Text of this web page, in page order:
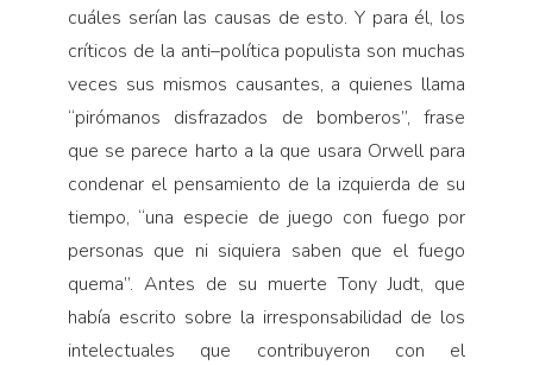
cuáles serían las causas de esto. Y para él, los
críticos de la anti–política populista son muchas
veces sus mismos causantes, a quienes llama
“pirómanos disfrazados de bomberos”, frase
que se parece harto a la que usara Orwell para
condenar el pensamiento de la izquierda de su
tiempo, “una especie de juego con fuego por
personas que ni siquiera saben que el fuego
quema”. Antes de su muerte Tony Judt, que
había escrito sobre la irresponsabilidad de los
intelectuales que contribuyeron con el